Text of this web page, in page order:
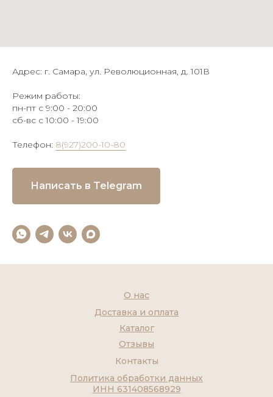
Адрес: г. Самара, ул. Революционная, д. 101В
Режим работы:
пн-пт с 9:00 - 20:00
сб-вс с 10:00 - 19:00
Телефон: 8(927)200-10-80
Написать в Telegram
Контакты
Каталог
О нас
Доставка и оплата
Отзывы
Политика обработки данных
ИНН 631408568929